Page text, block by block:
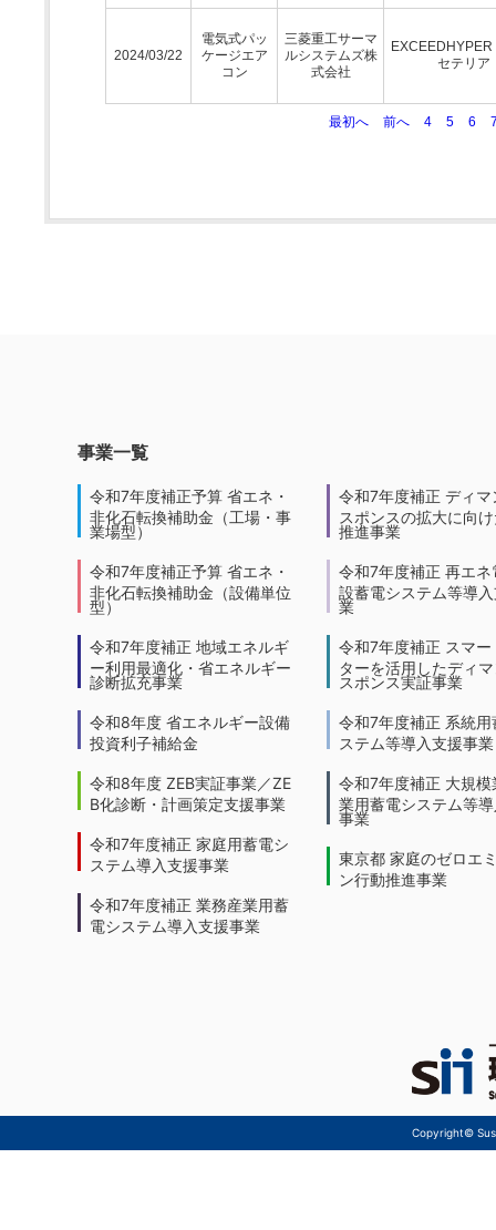
2024/03/22
電気式パッ
ケージエア
コン
三菱重工サーマ
ルシステムズ株
式会社
EXCEEDHYPER
セテリア
最初へ 前へ 4 5 6
事業一覧
令和7年度補正予算 省エネ・
非化石転換補助金（工場・事
業場型）
令和7年度補正予算 省エネ・
非化石転換補助金（設備単位
型）
令和7年度補正 地域エネルギ
ー利用最適化・省エネルギー
診断拡充事業
令和8年度 省エネルギー設備
投資利子補給金
令和8年度 ZEB実証事業／ZE
B化診断・計画策定支援事業
令和7年度補正 家庭用蓄電シ
ステム導入支援事業
令和7年度補正 業務産業用蓄
電システム導入支援事業
令和7年度補正 ディマ
スポンスの拡大に向
推進事業
令和7年度補正 再エネ
設蓄電システム等導
業
令和7年度補正 スマー
ターを活用したディ
スポンス実証事業
令和7年度補正 系統用
ステム等導入支援事業
令和7年度補正 大規模
業用蓄電システム等
事業
東京都 家庭のゼロエ
ン行動推進事業
Copyright©